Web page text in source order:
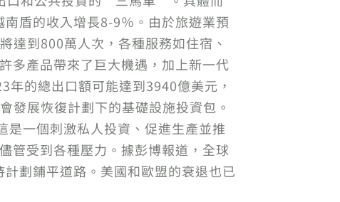
盾的收入增長8-9％。由於旅遊業預
達到800萬人次，各種服務如住宿、
多產品帶來了巨大機遇，加上新一代
年的總出口額可能達到3940億美元，
發展恢復計劃下的基礎設施投資包。
一個刺激私人投資、促進生產並推
管受到各種壓力。據彭博報道，全球
劃鋪平道路。美國和歐盟的衰退也已